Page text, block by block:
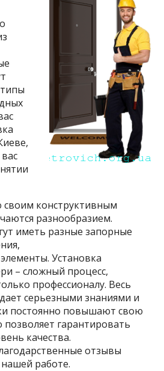
конструктивным
разнообразием.
иметь разные запорные
Установка
– сложный процесс,
профессионалу. Весь
серьезными знаниями и
постоянно повышают свою
гарантировать
качества.
отзывы
работе.